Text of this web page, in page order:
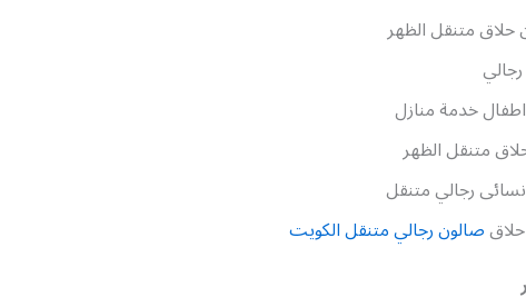
حلاق متنقل الظهر
خدمة منازل
متنقل الظهر
رجالي متنقل
صالون رجالي متنقل الكويت